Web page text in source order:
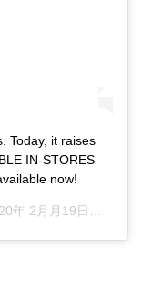
Today, it raises
IN-STORES
now!
2月月19日午前7時12分PST